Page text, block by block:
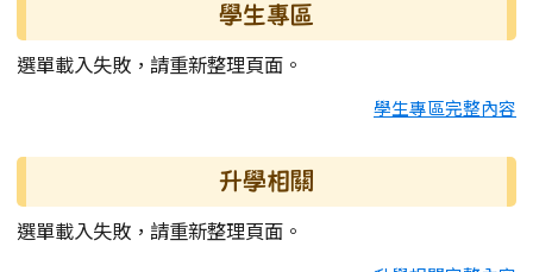
學生專區
選單載入失敗，請重新整理頁面。
學生專區完整內容
升學相關
選單載入失敗，請重新整理頁面。